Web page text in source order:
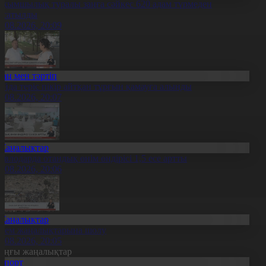
туралы заңға сәйкес 620 адам түрмеден
20:09
мен тәртіп
теріс пікір айтқан тұрғын қамауға алынды
20:07
отандық өнім өндірісі 1,5 есе артты
20:06
жаңалықтарына шолу
20:05
жаңалықтар